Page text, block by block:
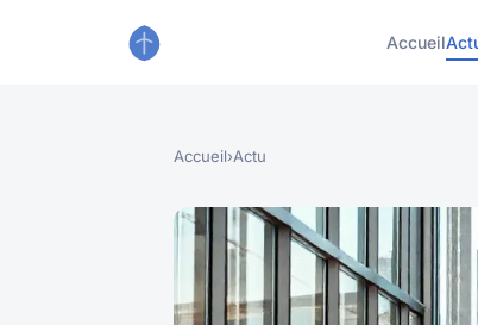
Accueil
Accueil›Actu